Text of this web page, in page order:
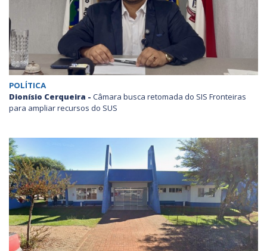
POLÍTICA
Dionísio Cerqueira - Câmara busca retomada do SIS Fronteiras
para ampliar recursos do SUS